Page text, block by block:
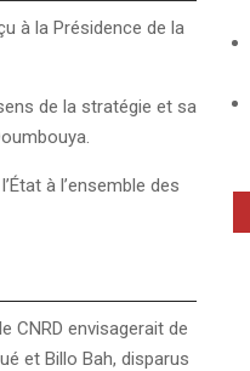
à la Présidence de la
de la stratégie et sa
à l’ensemble des
CNRD envisagerait de
et Billo Bah, disparus